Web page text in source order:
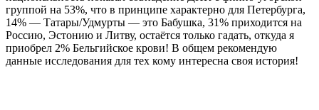
группой на 53%, что в принципе характерно для Петербурга,
14% — Татары/Удмурты — это Бабушка, 31% приходится на
Россию, Эстонию и Литву, остаётся только гадать, откуда я
приобрел 2% Бельгийское крови! В общем рекомендую
данные исследования для тех кому интересна своя история!